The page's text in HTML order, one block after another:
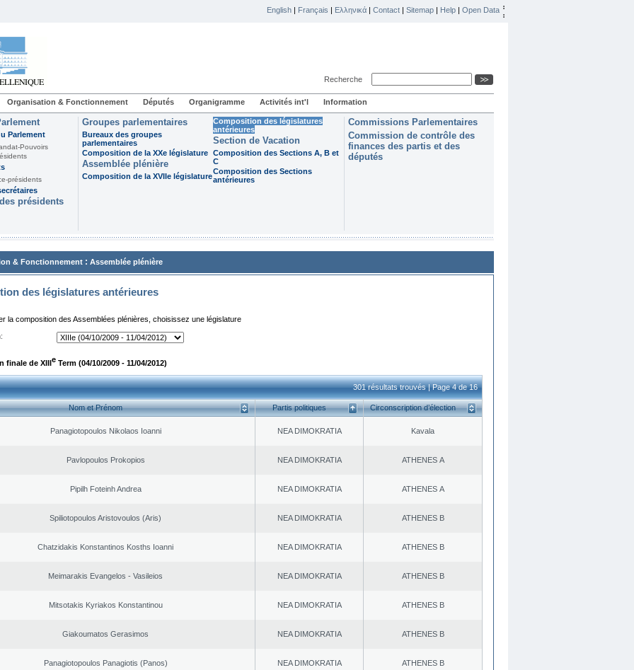
English | Français | Ελληνικά | Contact | Sitemap | Help | Open Data
Recherche
Organisation & Fonctionnement Députés Organigramme Activités int'l Information
Parlement
Pouvoirs
présidents
présidents
Groupes parlementaires
Bureaux des groupes
parlementaires
Composition de la XXe législature
Assemblée plénière
Composition de la XVIIe législature
Composition des législatures
antérieures
Section de Vacation
Composition des Sections A, B et
C
Composition des Sections
antérieures
Commissions Parlementaires
Commission de contrôle des
finances des partis et des
députés
& Fonctionnement : Assemblée plénière
des législatures antérieures
la composition des Assemblées plénières, choisissez une législature
finale de XIIIe Term (04/10/2009 - 11/04/2012)
301 résultats trouvés | Page 4 de 16
Nom et Prénom Partis politiques Circonscription d’élection
Panagiotopoulos Nikolaos Ioanni NEA DΙMOKRATIA Kavala
Pavlopoulos Prokopios NEA DΙMOKRATIA ATHENES Α
Pipilh Foteinh Andrea NEA DΙMOKRATIA ATHENES Α
Spiliotopoulos Aristovoulos (Aris) NEA DΙMOKRATIA ATHENES Β
Chatzidakis Konstantinos Kosths Ioanni NEA DΙMOKRATIA ATHENES Β
Meimarakis Evangelos - Vasileios NEA DΙMOKRATIA ATHENES Β
Mitsotakis Kyriakos Konstantinou NEA DΙMOKRATIA ATHENES Β
Giakoumatos Gerasimos NEA DΙMOKRATIA ATHENES Β
Panagiotopoulos Panagiotis (Panos) NEA DΙMOKRATIA ATHENES Β